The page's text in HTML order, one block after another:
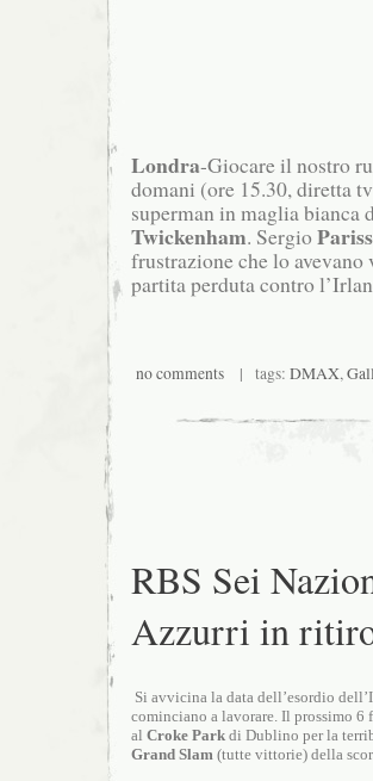
Londra-Giocare il nostro
domani (ore 15.30, diretta
superman in maglia bianca
Twickenham. Sergio
frustrazione che lo
partita perduta contro
no comments| tags: DMAX,
RBS Sei
Azzurri in
Si avvicina la data dell’esordio
cominciano a lavorare. Il prossimo
al Croke Park
Grand Slam (tutte vittorie) della